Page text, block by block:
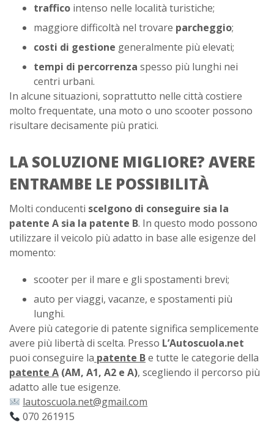
traffico intenso nelle località turistiche;
maggiore difficoltà nel trovare parcheggio;
costi di gestione generalmente più elevati;
tempi di percorrenza spesso più lunghi nei
centri urbani.
In alcune situazioni, soprattutto nelle città costiere
molto frequentate, una moto o uno scooter possono
risultare decisamente più pratici.
LA SOLUZIONE MIGLIORE? AVERE
ENTRAMBE LE POSSIBILITÀ
Molti conducenti scelgono di conseguire sia la
patente A sia la patente B. In questo modo possono
utilizzare il veicolo più adatto in base alle esigenze del
momento:
scooter per il mare e gli spostamenti brevi;
auto per viaggi, vacanze, e spostamenti più
lunghi.
Avere più categorie di patente significa semplicemente
avere più libertà di scelta. Presso L’Autoscuola.net
puoi conseguire la patente Be tutte le categorie della
patente A (AM, A1, A2 e A), scegliendo il percorso più
adatto alle tue esigenze.
lautoscuola.net@gmail.com
070 261915